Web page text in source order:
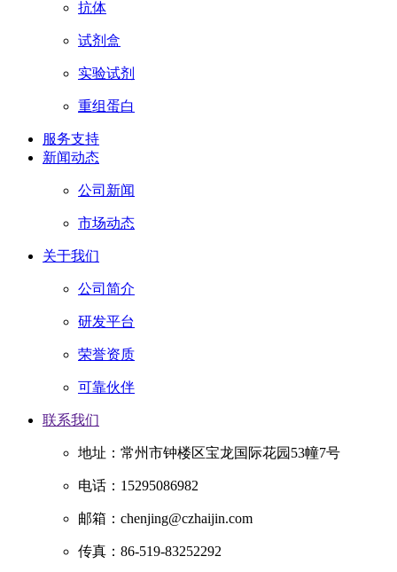
抗体
试剂盒
实验试剂
重组蛋白
服务支持
新闻动态
公司新闻
市场动态
关于我们
公司简介
研发平台
荣誉资质
可靠伙伴
联系我们
地址：常州市钟楼区宝龙国际花园53幢7号
电话：15295086982
邮箱：chenjing@czhaijin.com
传真：86-519-83252292